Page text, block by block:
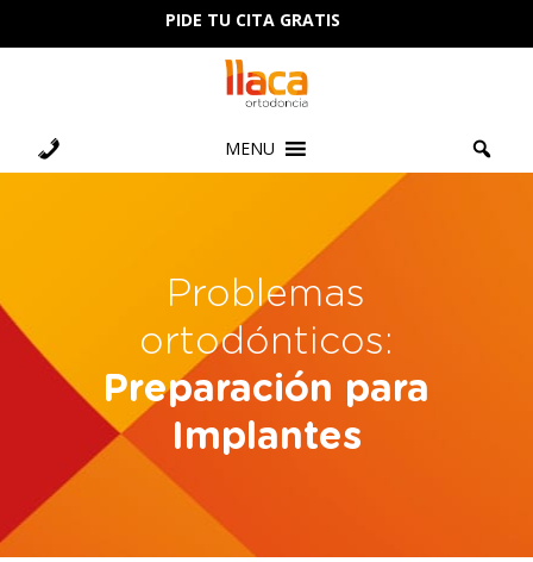
PIDE TU CITA GRATIS
MENU
Problemas
ortodónticos:
Preparación para
Implantes